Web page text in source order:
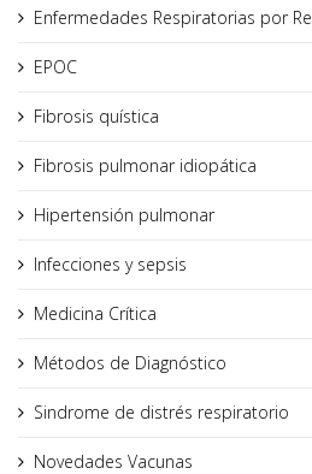
Enfermedades Respiratorias por
EPOC
Fibrosis quística
Fibrosis pulmonar idiopática
Hipertensión pulmonar
Infecciones y sepsis
Medicina Crítica
Métodos de Diagnóstico
Sindrome de distrés respiratorio
Novedades Vacunas